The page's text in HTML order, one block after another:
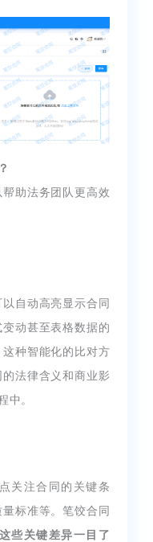
助法务团队更高效
自动高亮显示合同
动甚至表格数据的
种智能化的比对方
法律含义和商业影
中。
关注合同的关键条
标准等。笔饺合同
些关键差异一目了